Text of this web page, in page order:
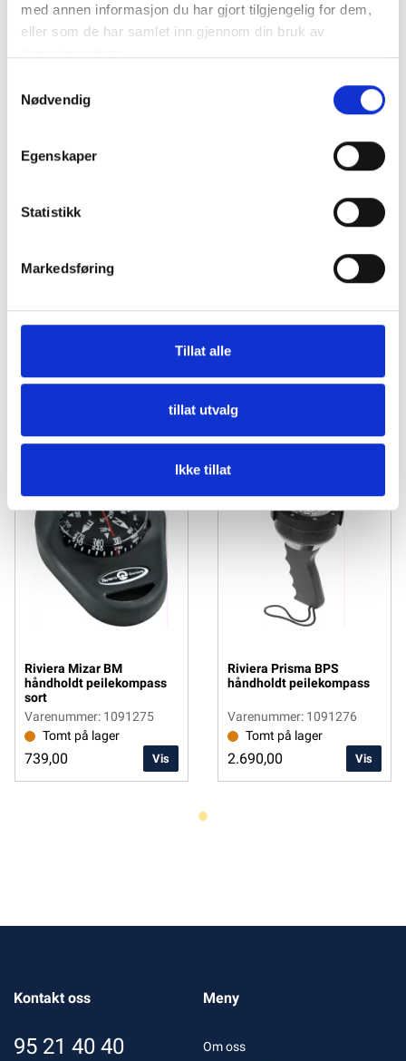
med annen informasjon du har gjort tilgjengelig for dem,
eller som de har samlet inn gjennom din bruk av
Nødvendig
Egenskaper
Statistikk
Markedsføring
Tillat alle
tillat utvalg
Ikke tillat
779,00
Tomt På Lager
Riviera Mizar BM
håndholdt peilekompass
sort
Varenummer: 1091275
Tomt på lager
739,00 Vis
Riviera Prisma BPS
håndholdt peilekompass
Varenummer: 1091276
Tomt på lager
2.690,00 Vis
Kontakt oss
95 21 40 40
Meny
Om oss